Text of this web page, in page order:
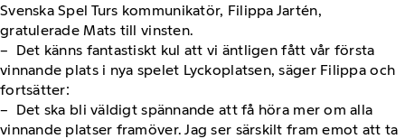
Svenska Spel Turs kommunikatör, Filippa Jartén,
gratulerade Mats till vinsten.
– Det känns fantastiskt kul att vi äntligen fått vår första
vinnande plats i nya spelet Lyckoplatsen, säger Filippa och
fortsätter:
– Det ska bli väldigt spännande att få höra mer om alla
vinnande platser framöver. Jag ser särskilt fram emot att ta